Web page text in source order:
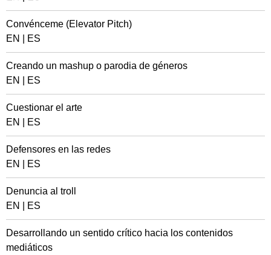
Convénceme (Elevator Pitch)
EN
ES
Creando un mashup o parodia de géneros
EN
ES
Cuestionar el arte
EN
ES
Defensores en las redes
EN
ES
Denuncia al troll
EN
ES
Desarrollando un sentido crítico hacia los contenidos
mediáticos